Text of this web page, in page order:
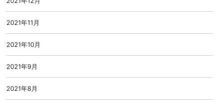
2021年11月
2021年10月
2021年9月
2021年8月